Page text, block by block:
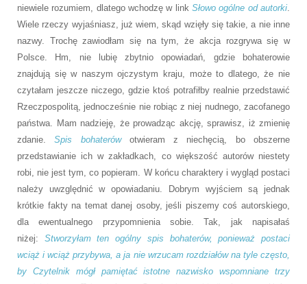
niewiele rozumiem, dlatego wchodzę w link Słowo ogólne od autorki.
Wiele rzeczy wyjaśniasz, już wiem, skąd wzięły się takie, a nie inne
nazwy. Trochę zawiodłam się na tym, że akcja rozgrywa się w
Polsce. Hm, nie lubię zbytnio opowiadań, gdzie bohaterowie
znajdują się w naszym ojczystym kraju, może to dlatego, że nie
czytałam jeszcze niczego, gdzie ktoś potrafiłby realnie przedstawić
Rzeczpospolitą, jednocześnie nie robiąc z niej nudnego, zacofanego
państwa. Mam nadzieję, że prowadząc akcję, sprawisz, iż zmienię
zdanie.Spis bohaterówotwieram z niechęcią, bo obszerne
przedstawianie ich w zakładkach, co większość autorów niestety
robi, nie jest tym, co popieram. W końcu charaktery i wygląd postaci
należy uwzględnić w opowiadaniu. Dobrym wyjściem są jednak
krótkie fakty na temat danej osoby, jeśli piszemy coś autorskiego,
dla ewentualnego przypomnienia sobie. Tak, jak napisałaś
niżej: Stworzyłam ten ogólny spis bohaterów, ponieważ postaci
wciąż i wciąż przybywa, a ja nie wrzucam rozdziałów na tyle często,
by Czytelnik mógł pamiętać istotne nazwisko wspomniane trzy